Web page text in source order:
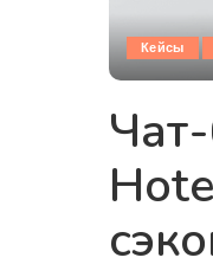
Кейсы